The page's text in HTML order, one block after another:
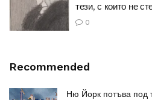
тези, с които не
0
Recommended
Ню Йорк потъва под